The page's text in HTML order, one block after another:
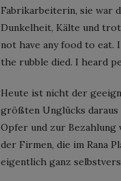
Fabrikarbeiterin, sie war
Dunkelheit, Kälte und
not have any food to eat.
the rubble died. I heard
Heute ist nicht der
größten Unglücks
Opfer und zur Bezahlung
der Firmen, die im Rana
eigentlich ganz